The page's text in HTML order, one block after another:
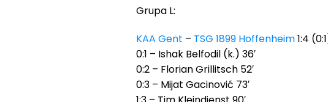
Grupa L:
KAA Gent – TSG 1899 Hoffenheim1:4
0:1 – Ishak Belfodil (k.) 36′
0:2 – Florian Grillitsch 52′
0:3 – Mijat Gacinović 73′